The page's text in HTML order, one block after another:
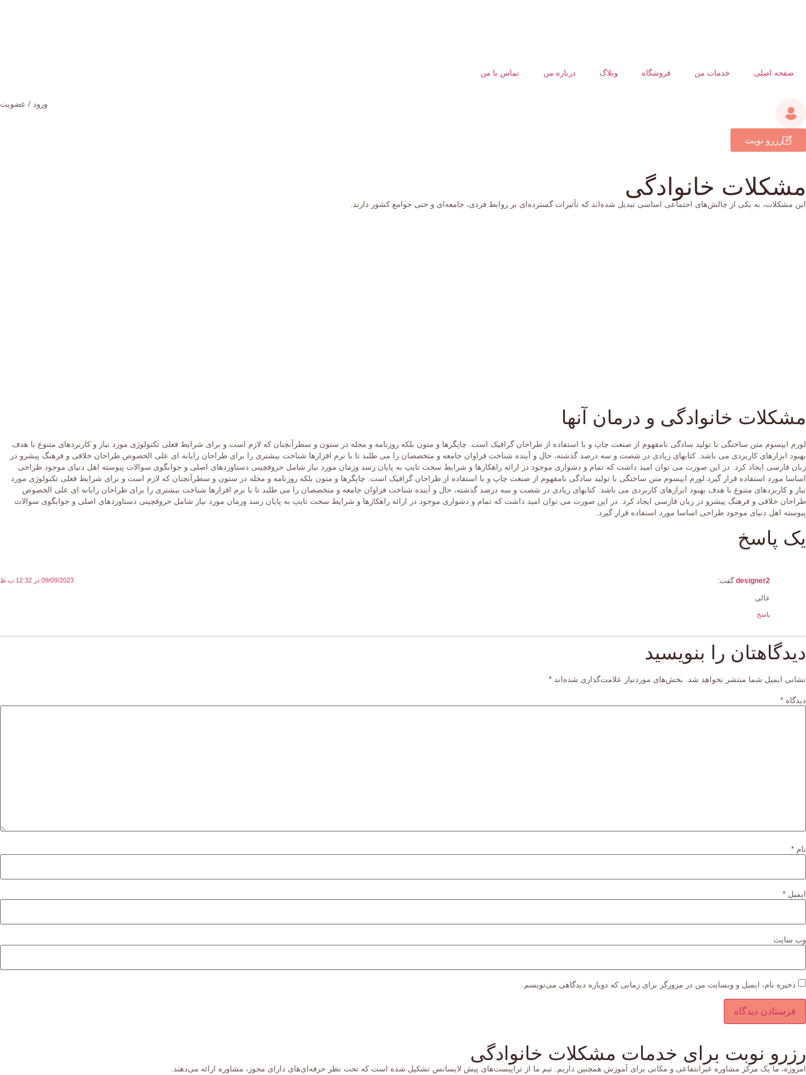
صفحه اصلی خدمات من فروشگاه وبلاگ درباره من تماس با من
ورود / عضویت
رزرو نوبت
مشکلات خانوادگی
این مشکلات، به یکی از چالش‌های اجتماعی اساسی تبدیل شده‌اند که تأثیرات گسترده‌ای بر روابط فردی، جامعه‌ای و حتی جوامع کشور دارند.
مشکلات خانوادگی و درمان آنها
لورم ایپسوم متن ساختگی با تولید سادگی نامفهوم از صنعت چاپ و با استفاده از طراحان گرافیک است. چاپگرها و متون بلکه روزنامه و مجله در ستون و سطرآنچنان که لازم است و برای شرایط فعلی تکنولوژی مورد نیاز و کاربردهای متنوع با هدف
بهبود ابزارهای کاربردی می باشد. کتابهای زیادی در شصت و سه درصد گذشته، حال و آینده شناخت فراوان جامعه و متخصصان را می طلبد تا با نرم افزارها شناخت بیشتری را برای طراحان رایانه ای علی الخصوص طراحان خلاقی و فرهنگ پیشرو در
زبان فارسی ایجاد کرد. در این صورت می توان امید داشت که تمام و دشواری موجود در ارائه راهکارها و شرایط سخت تایپ به پایان رسد وزمان مورد نیاز شامل حروفچینی دستاوردهای اصلی و جوابگوی سوالات پیوسته اهل دنیای موجود طراحی
اساسا مورد استفاده قرار گیرد.لورم ایپسوم متن ساختگی با تولید سادگی نامفهوم از صنعت چاپ و با استفاده از طراحان گرافیک است. چاپگرها و متون بلکه روزنامه و مجله در ستون و سطرآنچنان که لازم است و برای شرایط فعلی تکنولوژی مورد
نیاز و کاربردهای متنوع با هدف بهبود ابزارهای کاربردی می باشد. کتابهای زیادی در شصت و سه درصد گذشته، حال و آینده شناخت فراوان جامعه و متخصصان را می طلبد تا با نرم افزارها شناخت بیشتری را برای طراحان رایانه ای علی الخصوص
طراحان خلاقی و فرهنگ پیشرو در زبان فارسی ایجاد کرد. در این صورت می توان امید داشت که تمام و دشواری موجود در ارائه راهکارها و شرایط سخت تایپ به پایان رسد وزمان مورد نیاز شامل حروفچینی دستاوردهای اصلی و جوابگوی سوالات
پیوسته اهل دنیای موجود طراحی اساسا مورد استفاده قرار گیرد.
یک پاسخ
designer2 گفت: 09/09/2023 در 12:32 ب.ظ
عالی
پاسخ
دیدگاهتان را بنویسید
نشانی ایمیل شما منتشر نخواهد شد. بخش‌های موردنیاز علامت‌گذاری شده‌اند *
دیدگاه *
نام *
ایمیل *
وب‌ سایت
ذخیره نام، ایمیل و وبسایت من در مرورگر برای زمانی که دوباره دیدگاهی می‌نویسم.
رزرو نوبت برای خدمات مشکلات خانوادگی
امروزه، ما یک مرکز مشاوره غیرانتفاعی و مکانی برای آموزش همچنین داریم. تیم ما از تراپیست‌های پیش لایسانس تشکیل شده است که تحت نظر حرفه‌ای‌های دارای مجوز، مشاوره ارائه می‌دهند.